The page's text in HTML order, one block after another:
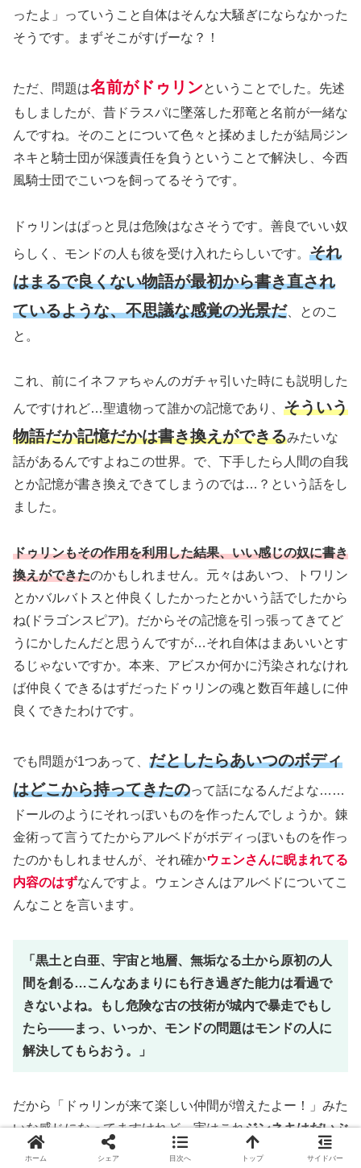
ったよ」っていうこと自体はそんな大騒ぎにならなかった
そうです。まずそこがすげーな？！
ただ、問題は名前がドゥリンということでした。先述
もしましたが、昔ドラスパに墜落した邪竜と名前が一緒な
んですね。そのことについて色々と揉めましたが結局ジン
ネキと騎士団が保護責任を負うということで解決し、今西
風騎士団でこいつを飼ってるそうです。
ドゥリンはぱっと見は危険はなさそうです。善良でいい奴
らしく、モンドの人も彼を受け入れたらしいです。 それ
はまるで良くない物語が最初から書き直され
ているような、不思議な感覚の光景だ 、とのこ
と。
これ、前にイネファちゃんのガチャ引いた時にも説明した
んですけれど…聖遺物って誰かの記憶であり、 そういう
物語だか記憶だかは書き換えができるみたいな
話があるんですよねこの世界。で、下手したら人間の自我
とか記憶が書き換えできてしまうのでは…？という話をし
ました。
ドゥリンもその作用を利用した結果、いい感じの奴に書き
換えができたのかもしれません。元々はあいつ、トワリン
とかバルバトスと仲良くしたかったとかいう話でしたから
ね(ドラゴンスピア)。だからその記憶を引っ張ってきてど
うにかしたんだと思うんですが…それ自体はまあいいとす
るじゃないですか。本来、アビスか何かに汚染されなけれ
ば仲良くできるはずだったドゥリンの魂と数百年越しに仲
良くできたわけです。
でも問題が1つあって、 だとしたらあいつのボディ
はどこから持ってきたのって話になるんだよな……
ドールのようにそれっぽいものを作ったんでしょうか。錬
金術って言うてたからアルベドがボディっぽいものを作っ
たのかもしれませんが、それ確かウェンさんに睨まれてる
内容のはずなんですよ。ウェンさんはアルベドについてこ
んなことを言います。
「黒土と白亜、宇宙と地層、無垢なる土から原初の人
間を創る…こんなあまりにも行き過ぎた能力は看過で
きないよね。もし危険な古の技術が城内で暴走でもし
たら――まっ、いっか、モンドの問題はモンドの人に
解決してもらおう。」
だから「ドゥリンが来て楽しい仲間が増えたよー！」みた
いな感じになってますけれど、実はこれジンネキはだいぶ
危ないことに頭を突っ込んでしまったんじゃないのかって
ホーム シェア 目次へ トップ サイドバー